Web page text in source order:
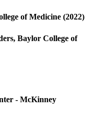
of Medicine (2022)
Baylor College of
- McKinney